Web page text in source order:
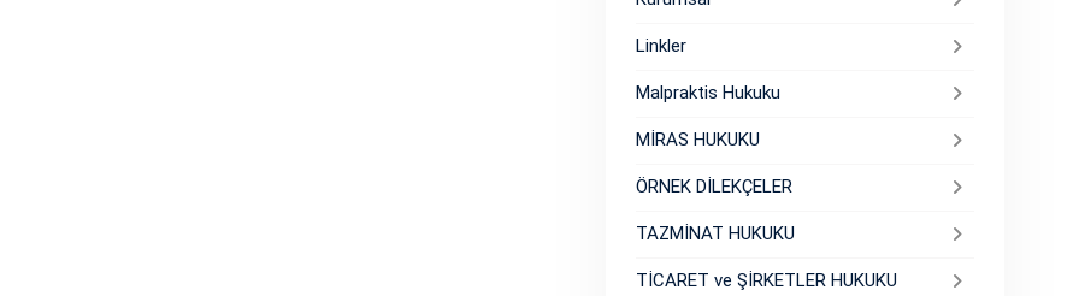
Linkler
Malpraktis Hukuku
MİRAS HUKUKU
ÖRNEK DİLEKÇELER
TAZMİNAT HUKUKU
TİCARET ve ŞİRKETLER HUKUKU